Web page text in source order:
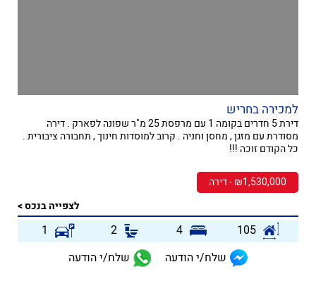
למכירה בחריש
דירת 5 חדרים בקומה 1 עם מרפסת 25 מ"ר שפונה לפארק . דירה
מסודרת עם מזגן , מחסן וחניה . קרוב למוסדות חינוך , תחבורה ציבורית .
כל הקודם זוכה !!!
₪1,530,000 - דירה
לצפייה בנכס >
105
4
2
1
שלח/י הודעה
שלח/י הודעה